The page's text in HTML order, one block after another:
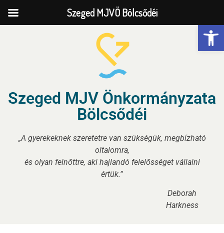
Szeged MJV Önkormányzata
Bölcsődéi
„A gyerekeknek szeretetre van szükségük, megbízható
oltalomra,
és olyan felnőttre, aki hajlandó felelősséget vállalni
értük.”
Deborah
Harkness
Szeged MJVÖ Bölcsődéi